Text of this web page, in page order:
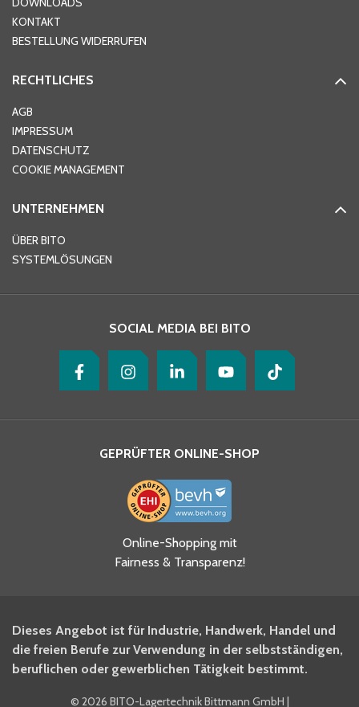
Ort*
Telefon
Ja, ich habe die
Datenschutzhinweise gelesen
und akzeptiere diese.
BITO Newsletter Fachwissen
Intralogistiker anmelden.
KONTAKT
BESTELLUNG WIDERRUFEN
RECHTLICHES
AGB
IMPRESSUM
DATENSCHUTZ
COOKIE MANAGEMENT
UNTERNEHMEN
ÜBER BITO
SYSTEMLÖSUNGEN
SOCIAL MEDIA BEI BITO
GEPRÜFTER ONLINE-SHOP
Online-Shopping mit
Fairness & Transparenz!
Dieses Angebot ist für Industrie, Handwerk, Handel und
die freien Berufe zur Verwendung in der selbstständigen,
beruflichen oder gewerblichen Tätigkeit bestimmt.
© 2026 BITO-Lagertechnik Bittmann GmbH |